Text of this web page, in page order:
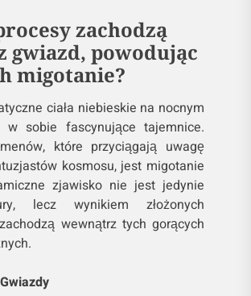
zachodzą
gwiazd, powodując
migotanie?
ciała niebieskie na nocnym
w sobie fascynujące tajemnice.
które przyciągają uwagę
kosmosu, jest migotanie
zjawisko nie jest jedynie
lecz wynikiem złożonych
wewnątrz tych gorących